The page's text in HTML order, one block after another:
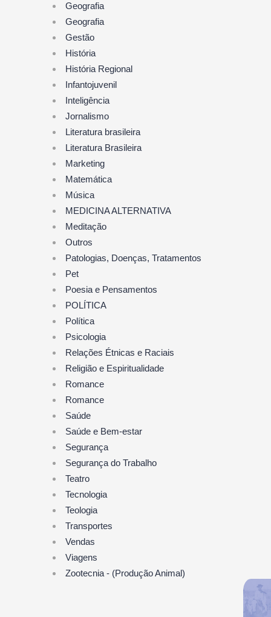
Geografia
Geografia
Gestão
História
História Regional
Infantojuvenil
Inteligência
Jornalismo
Literatura brasileira
Literatura Brasileira
Marketing
Matemática
Música
MEDICINA ALTERNATIVA
Meditação
Outros
Patologias, Doenças, Tratamentos
Pet
Poesia e Pensamentos
POLÍTICA
Política
Psicologia
Relações Étnicas e Raciais
Religião e Espiritualidade
Romance
Romance
Saúde
Saúde e Bem-estar
Segurança
Segurança do Trabalho
Teatro
Tecnologia
Teologia
Transportes
Vendas
Viagens
Zootecnia - (Produção Animal)